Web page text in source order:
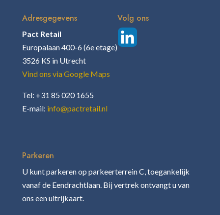
Adresgegevens
Pact Retail
Europalaan 400-6 (6e etage)
3526 KS in Utrecht
Vind ons via Google Maps
Tel: +31 85 020 1655
E-mail: info@pactretail.nl
Volg ons
Parkeren
U kunt parkeren op parkeerterrein C, toegankelijk
vanaf de Eendrachtlaan. Bij vertrek ontvangt u van
ons een uitrijkaart.